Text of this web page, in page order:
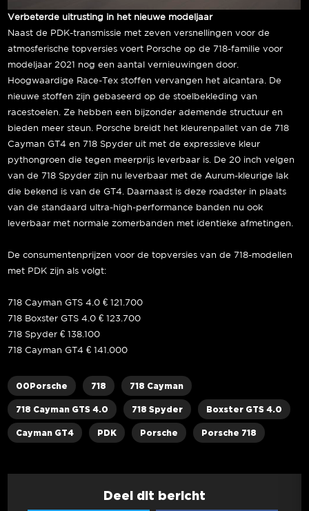
Verbeterde uitrusting in het nieuwe modeljaar
Naast de PDK-transmissie met zeven versnellingen voor de
atmosferische topversies voert Porsche op de 718-familie voor
modeljaar 2021 nog een aantal vernieuwingen door.
Hoogwaardige Race-Tex stoffen vervangen het alcantara. De
nieuwe stoffen zijn gebaseerd op de stoelbekleding van
racestoelen. Ze hebben een bijzonder ademende structuur en
bieden meer steun. Porsche breidt het kleurenpallet van de 718
Cayman GT4 en 718 Spyder uit met de expressieve kleur
pythongroen die tegen meerprijs leverbaar is. De 20 inch velgen
van de 718 Spyder zijn nu leverbaar met de Aurum-kleurige lak
die bekend is van de GT4. Daarnaast is deze roadster in plaats
van de standaard ultra-high-performance banden nu ook
leverbaar met normale zomerbanden met identieke afmetingen.
De consumentenprijzen voor de topversies van de 718-modellen
met PDK zijn als volgt:
718 Cayman GTS 4.0 € 121.700
718 Boxster GTS 4.0 € 123.700
718 Spyder € 138.100
718 Cayman GT4 € 141.000
00Porsche 718 718 Cayman
718 Cayman GTS 4.0 718 Spyder Boxster GTS 4.0
Cayman GT4 PDK Porsche Porsche 718
Deel dit bericht